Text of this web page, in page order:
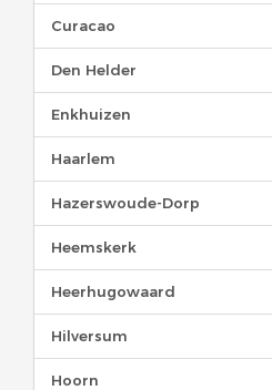
Curacao
Den Helder
Enkhuizen
Haarlem
Hazerswoude-Dorp
Heemskerk
Heerhugowaard
Hilversum
Hoorn